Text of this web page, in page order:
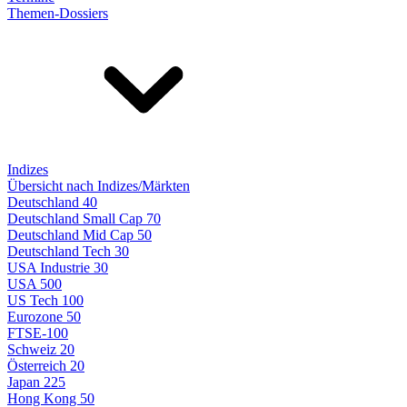
Themen-Dossiers
Indizes
Übersicht nach Indizes/Märkten
Deutschland 40
Deutschland Small Cap 70
Deutschland Mid Cap 50
Deutschland Tech 30
USA Industrie 30
USA 500
US Tech 100
Eurozone 50
FTSE-100
Schweiz 20
Österreich 20
Japan 225
Hong Kong 50